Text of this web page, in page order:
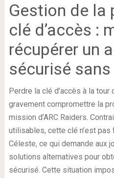
Gestion de la
clé d’accès :
récupérer un
sécurisé
Perdre la clé d’accès à la
gravement compromettre la
mission d’ARC Raiders.
utilisables, cette clé n’est
Céleste, ce qui demande aux
solutions alternatives pour
sécurisé. Cette situation